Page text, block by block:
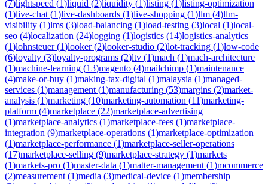
(7)lightspeed (1)liquid (2)liquidity (1)listing (1)listing-optimization
(1)live-chat (1)live-dashboards (1)live-shopping (1)llm (4)llm-
visibility (1)lms (3)load-balancing (1)load-testing (3)local (1)local-
seo (4)localization (24)logging (1)logistics (14)logistics-analytics
(1)lohnsteuer(1)looker(2)looker-studio (2)lot-tracking (1)low-code
(6)loyalty (3)loyalty-programs (2)ltv (1)mach (1)mach-architecture
(1)machine-learning (13)magento (4)mailchimp (1)maintenance
(4)make-or-buy (1)making-tax-digital (1)malaysia (1)managed-
services (1)management (1)manufacturing (53)margins (2)market-
analysis (1)marketing (10)marketing-automation (11)marketing-
platform (4)marketplace (22)marketplace-advertising
(1)marketplace-analytics (1)marketplace-fees (1)marketplace-
integration (9)marketplace-operations (1)marketplace-optimization
(1)marketplace-performance (1)marketplace-seller-operations
(17)marketplace-selling (9)marketplace-strategy (1)markets
(1)markets-pro (1)master-data (1)matter-management (1)mcommerce
(2)measurement (1)media (3)medical-device (1)membership